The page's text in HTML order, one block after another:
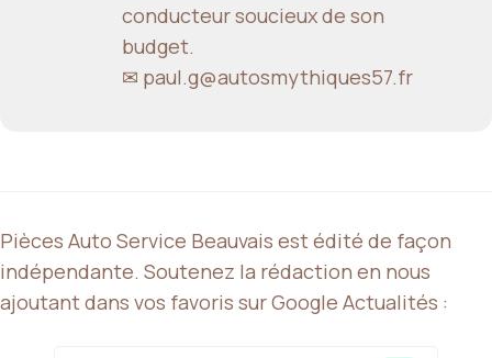
conducteur soucieux de son
budget.
✉ paul.g@autosmythiques57.fr
Pièces Auto Service Beauvais est édité de façon
indépendante. Soutenez la rédaction en nous
ajoutant dans vos favoris sur Google Actualités :